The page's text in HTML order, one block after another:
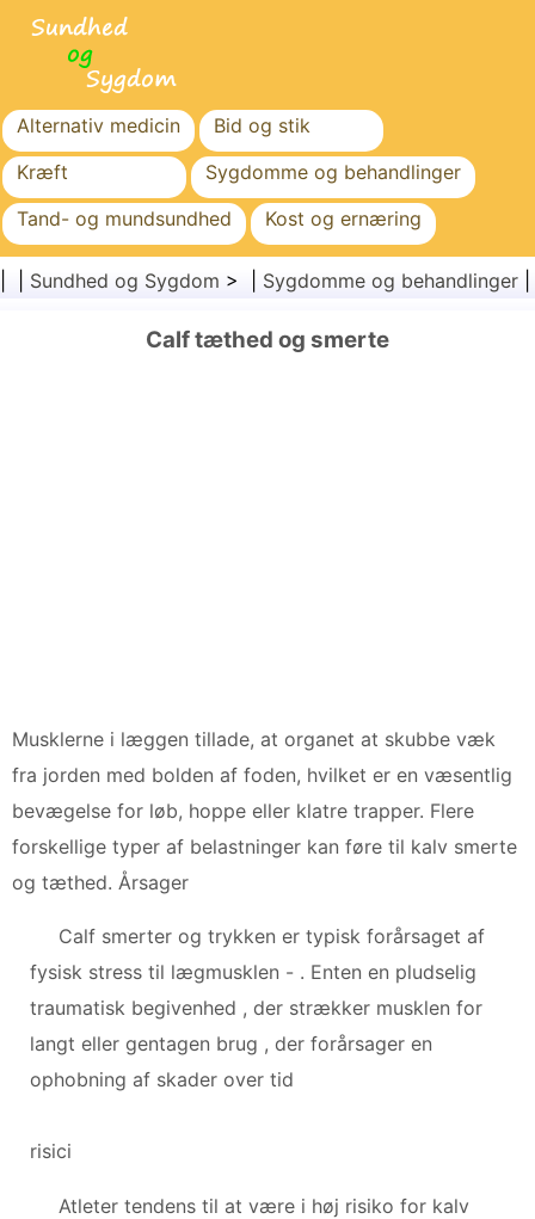
Alternativ medicin
Bid og stik
Kræft
Sygdomme og behandlinger
Tand- og mundsundhed
Kost og ernæring
Familiesundhed
Sundhedssektoren
Sundhed
Sundhed og Sygdom > | Sygdomme og behandlinger
Calf tæthed og smerte
Musklerne i læggen tillade, at organet at skubbe væk
fra jorden med bolden af foden, hvilket er en væsentlig
bevægelse for løb, hoppe eller klatre trapper. Flere
forskellige typer af belastninger kan føre til kalv smerte
og tæthed. Årsager
Calf smerter og trykken er typisk forårsaget af
fysisk stress til lægmusklen - . Enten en pludselig
traumatisk begivenhed , der strækker musklen for
langt eller gentagen brug , der forårsager en
ophobning af skader over tid
risici
Atleter tendens til at være i høj risiko for kalv